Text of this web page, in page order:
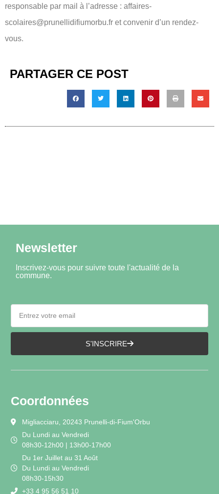
responsable par mail à l’adresse : affaires-
scolaires@prunellidifiumorbu.fr et convenir d’un rendez-
vous.
PARTAGER CE POST
Newsletter
Inscrivez-vous pour suivre toute l'actualité de la
commune.
S'INSCRIRE
Coordonnées
Migliacciaru, 20243 Prunelli-di-Fium'Orbu
Du Lundi au Vendredi
08h30-12h00 | 13h00-17h00
Du 1er Juillet au 31 Août
Du Lundi au Vendredi
08h30-15h30
+33 4 95 56 51 10